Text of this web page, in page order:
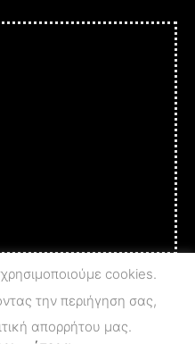
r tPRIVACY POLICY
cookies.
την περιήγηση σας,
απορρήτου μας.